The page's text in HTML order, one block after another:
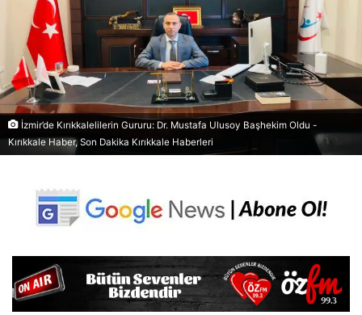
İzmir’de Kırıkkalelilerin Gururu: Dr. Mustafa Ulusoy Başhekim Oldu -
Kırıkkale Haber, Son Dakika Kırıkkale Haberleri